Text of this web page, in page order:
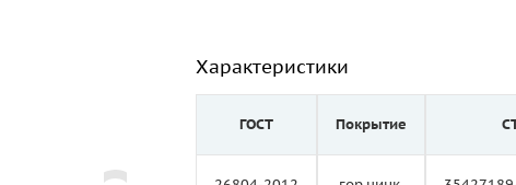
Характеристики
ГОСТ Покрытие